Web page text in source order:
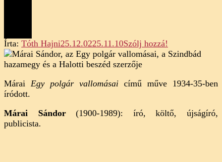
Írta: Tóth Hajni25.12.0225.11.10Szólj hozzá!
Márai
polgár
Márai Egy polgár vallomásai című műve 1934-35-ben
íródott.
Márai Sándor(1900-1989): író, költő, újságíró,
publicista.